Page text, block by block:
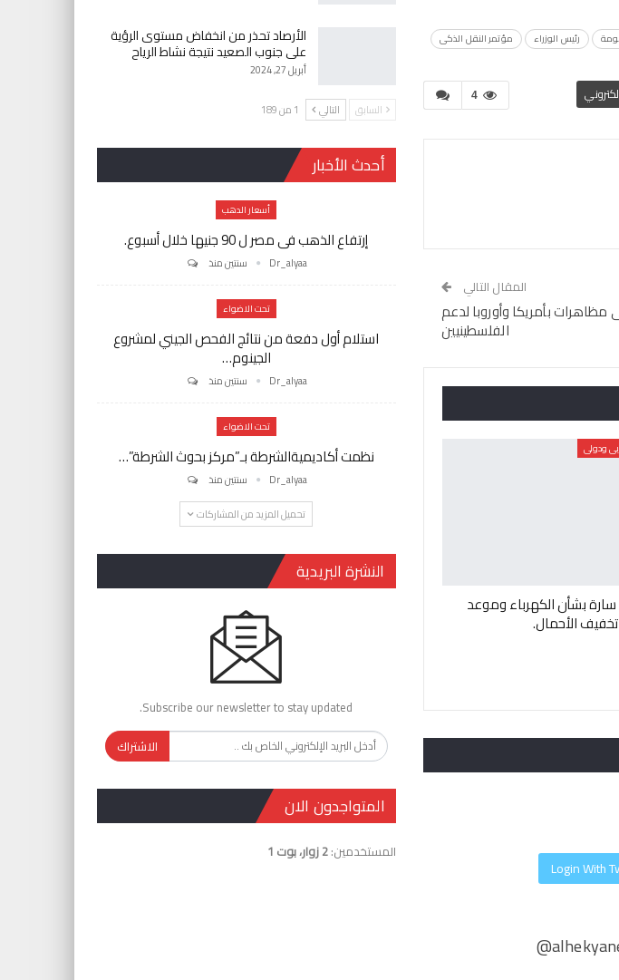
رئيس الوزراء
مؤتمر النقل الذكى
4
المقال التالي
بأمريكا وأوروبا لدعم
الفلسطينيين
ودولى
بشأن الكهرباء وموعد
الأحمال.
Login With
الأرصاد تحذر من انخفاض مستوى الرؤية
على جنوب الصعيد نتيجة نشاط الرياح
أبريل 27, 2024
السابق التالي 1 من 189
أحدث الأخبار
أسعار الدهب
إرتفاع الذهب فى مصر ل 90 جنيها خلال أسبوع.
Dr_alyaa سنتين منذ
تحت الاضواء
استلام أول دفعة من نتائج الفحص الجيني لمشروع
الجينوم…
Dr_alyaa سنتين منذ
تحت الاضواء
نظمت أكاديميةالشرطة بـ”مركز بحوث الشرطة”…
Dr_alyaa
سنتين منذ
تحميل المزيد من المشاركات
النشرة البريدية
Subscribe our newsletter to stay updated.
الاشتراك
المتواجدون الان
المستخدمين:2 زوار، بوت 1